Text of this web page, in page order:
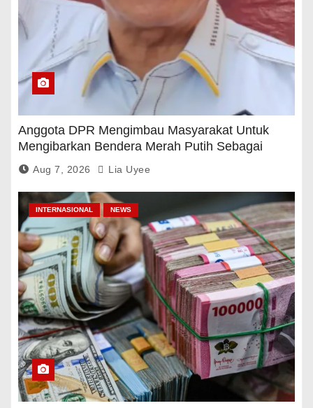
Anggota DPR Mengimbau Masyarakat Untuk
Mengibarkan Bendera Merah Putih Sebagai
Tanda Rasa Terima Kasih
Aug 7, 2026 Lia Uyee
INTERNASIONAL NEWS